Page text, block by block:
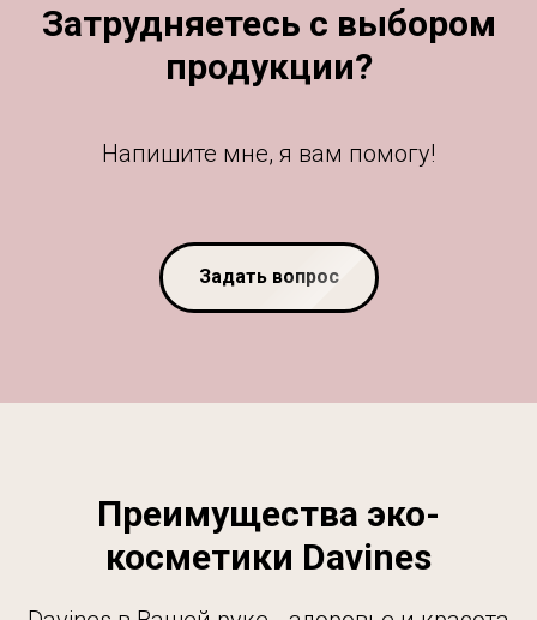
Затрудняетесь с выбором
продукции?
Напишите мне, я вам помогу!
Задать вопрос
Преимущества эко-
косметики Davines